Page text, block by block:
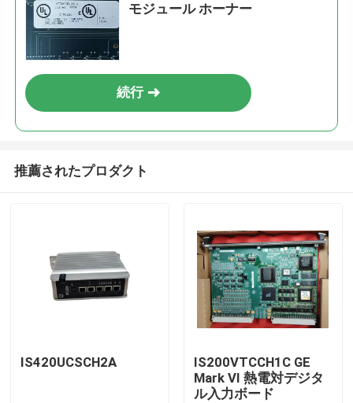
モジュール ホーナー
続行
推薦されたプロダクト
IS420UCSCH2A
IS200VTCCH1C GE
Mark VI 熱電対デジタ
ル入力ボード